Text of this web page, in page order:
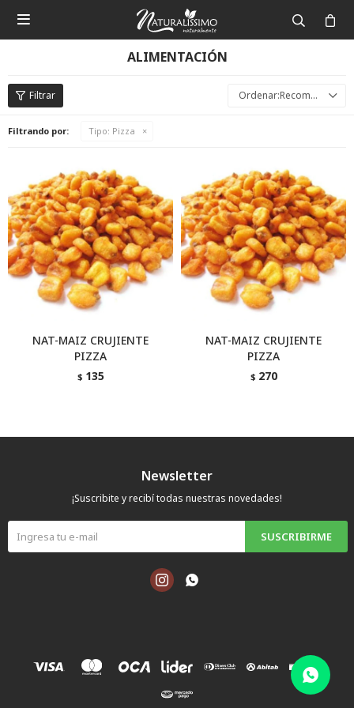

ALIMENTACIÓN
Recomendados
Filtrando por: Tipo: Pizza
NAT-MAIZ CRUJIENTE
PIZZA
$ 135
NAT-MAIZ CRUJIENTE
PIZZA
$ 270
Newsletter
¡Suscribite y recibí todas nuestras novedades!
SUSCRIBIRME
 